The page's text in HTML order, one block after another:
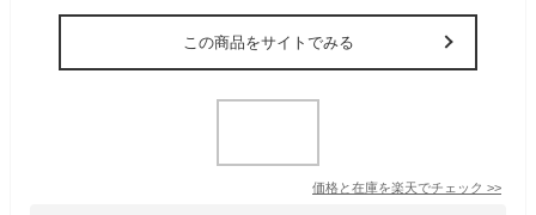
この商品をサイトでみる
価格と在庫を楽天でチェック >>